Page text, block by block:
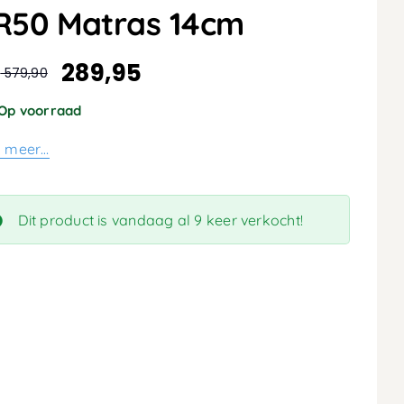
Matras 14cm
579,90 289,95
voorraad
meer…
Dit product is vandaag al 9 keer verkocht!